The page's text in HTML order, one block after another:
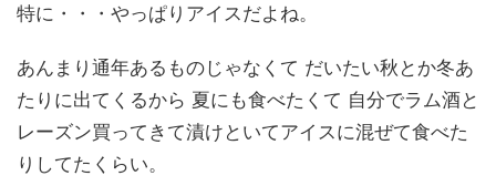
特に・・・やっぱりアイスだよね。
あんまり通年あるものじゃなくて だいたい秋とか冬あ
たりに出てくるから 夏にも食べたくて 自分でラム酒と
レーズン買ってきて漬けといてアイスに混ぜて食べた
りしてたくらい。